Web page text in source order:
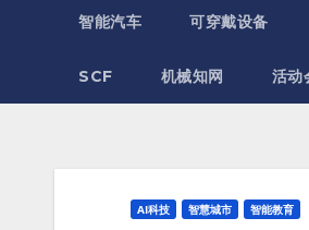
智能汽车 可穿戴设备
SCF 机械知网 活动
AI科技 智慧城市 智能教育